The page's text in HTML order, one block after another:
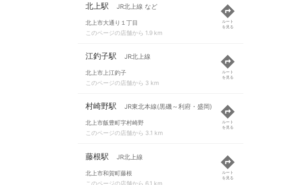
北上駅 JR北上線 など
北上市大通り１丁目
このページの店舗から 1.9 km
ルート
を見る
江釣子駅 JR北上線
北上市上江釣子
このページの店舗から 3 km
ルート
を見る
村崎野駅 JR東北本線(黒磯～利府・盛岡)
北上市飯豊町字村崎野
このページの店舗から 3.1 km
ルート
を見る
藤根駅 JR北上線
北上市和賀町藤根
このページの店舗から 6.1 km
ルート
を見る